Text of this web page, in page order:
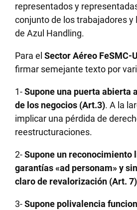
representados y
conjunto de los trabajadores y
de Azul Handling.
Para elSector Aéreo FeSMC-
firmar semejante texto por
1-Supone una puerta abierta
de los negocios (Art.3). A la
implicar una pérdida de
reestructuraciones.
2-Supone un reconocimiento
garantías «ad personam» y
claro de revalorización (Art. 7)
3-Supone polivalencia